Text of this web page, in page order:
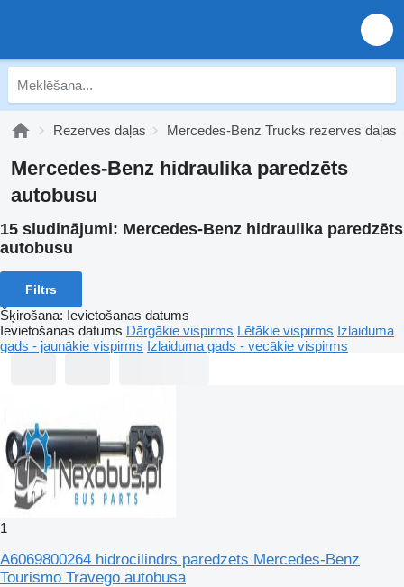
Rezerves daļas Mercedes-Benz Trucks rezerves daļas
Mercedes-Benz hidraulika paredzēts
autobusu
15 sludinājumi: Mercedes-Benz hidraulika paredzēts
autobusu
Filtrs
Šķirošana: Ievietošanas datums
Ievietošanas datums Dārgākie vispirms Lētākie vispirms Izlaiduma
gads - jaunākie vispirms Izlaiduma gads - vecākie vispirms
1
A6069800264 hidrocilindrs paredzēts Mercedes-Benz
Tourismo Travego autobusa